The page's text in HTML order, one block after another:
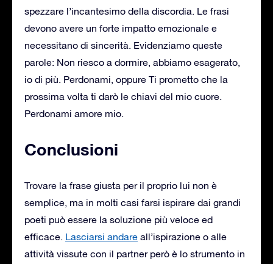
spezzare l’incantesimo della discordia. Le frasi
devono avere un forte impatto emozionale e
necessitano di sincerità. Evidenziamo queste
parole: Non riesco a dormire, abbiamo esagerato,
io di più. Perdonami, oppure Ti prometto che la
prossima volta ti darò le chiavi del mio cuore.
Perdonami amore mio.
Conclusioni
Trovare la frase giusta per il proprio lui non è
semplice, ma in molti casi farsi ispirare dai grandi
poeti può essere la soluzione più veloce ed
efficace. Lasciarsi andare all’ispirazione o alle
attività vissute con il partner però è lo strumento in